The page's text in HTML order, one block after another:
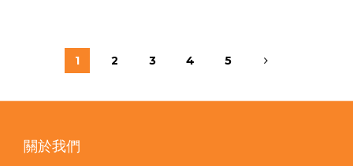
1 2 3 4 5
關於我們